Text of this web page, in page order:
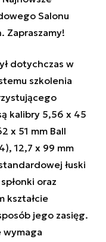
Salonu
Zapraszamy!
dotychczas w
szkolenia
kalibry 5,56 x 45
x 51 mm Ball
12,7 x 99 mm
łuski
oraz
kształcie
jego zasięg.
wymaga